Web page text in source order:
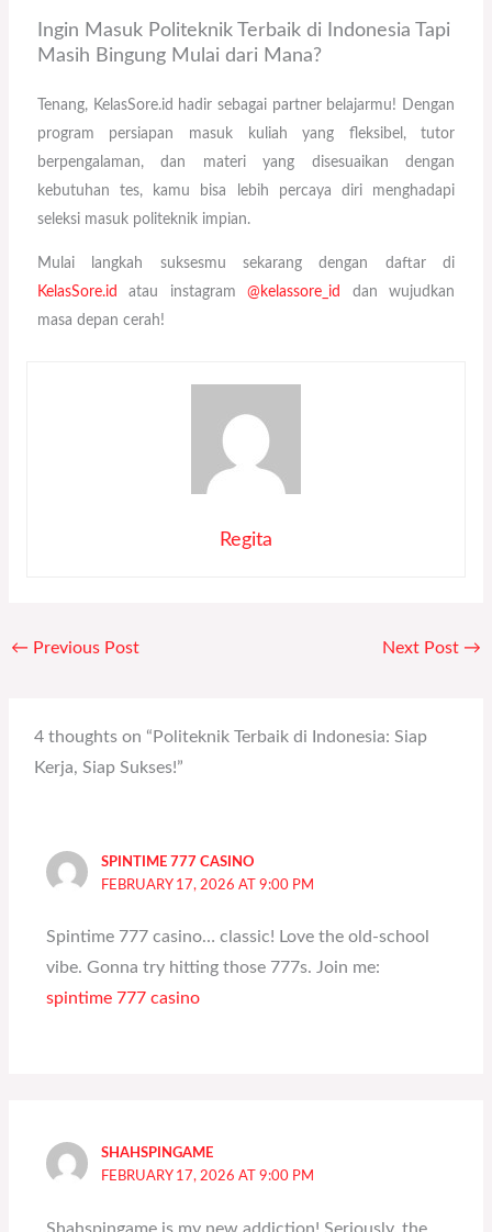
Ingin Masuk Politeknik Terbaik di Indonesia Tapi
Masih Bingung Mulai dari Mana?
Tenang, KelasSore.id hadir sebagai partner belajarmu! Dengan
program persiapan masuk kuliah yang fleksibel, tutor
berpengalaman, dan materi yang disesuaikan dengan
kebutuhan tes, kamu bisa lebih percaya diri menghadapi
seleksi masuk politeknik impian.
Mulai langkah suksesmu sekarang dengan daftar di
KelasSore.id
atau instagram@kelassore_id
dan wujudkan
masa depan cerah!
Regita
← Previous Post Next Post →
4 thoughts on “Politeknik Terbaik di Indonesia: Siap
Kerja, Siap Sukses!”
SPINTIME 777 CASINO
FEBRUARY 17, 2026 AT 9:00 PM
Spintime 777 casino… classic! Love the old-school
vibe. Gonna try hitting those 777s. Join me:
spintime 777 casino
SHAHSPINGAME
FEBRUARY 17, 2026 AT 9:00 PM